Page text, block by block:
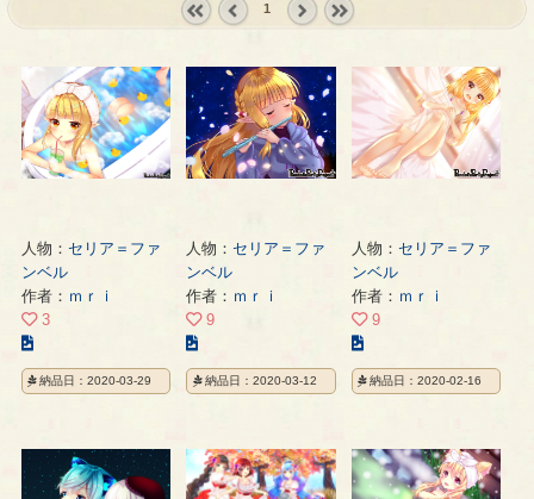
1
人物： セリア＝ファ
ンベル
作者： ｍｒｉ
3
の
イ
ト
の
納品日：2020-03-29
人物： セリア＝ファ
ンベル
作者： ｍｒｉ
9
の
イ
ト
の
納品日：2020-03-12
人物： セリア＝ファ
ンベル
作者： ｍｒｉ
9
の
イ
ト
の
納品日：2020-02-16